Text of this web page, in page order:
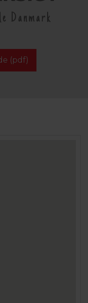
Danmark
(pdf)